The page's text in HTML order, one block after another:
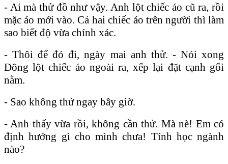
- Ai mà thử đồ như vậy. Anh lột chiếc áo cũ ra, rồi
mặc áo mới vào. Cả hai chiếc áo trên người thì làm
sao biết độ vừa chính xác.
- Thôi để đó đi, ngày mai anh thử. - Nói xong
Đông lột chiếc áo ngoài ra, xếp lại đặt cạnh gối
nằm.
- Sao không thử ngay bây giờ.
- Anh thấy vừa rồi, không cần thử. Mà nè! Em có
định hướng gì cho mình chưa! Tính học ngành
nào?